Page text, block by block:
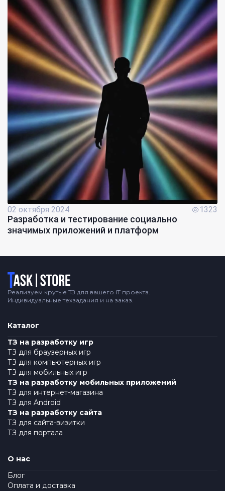
02 октября 2024 1323
Разработка и тестирование социально
значимых приложений и платформ
Логотип
Реализуем крутые ТЗ для вашего IT проекта.
Индивидуальные техзадания и на заказ.
Каталог
ТЗ на разработку игр
ТЗ для браузерных игр
ТЗ для компьютерных игр
ТЗ для мобильных игр
ТЗ на разработку мобильных приложений
ТЗ для интернет-магазина
ТЗ для Android
ТЗ на разработку сайта
ТЗ для сайта-визитки
ТЗ для портала
О нас
Блог
Оплата и доставка